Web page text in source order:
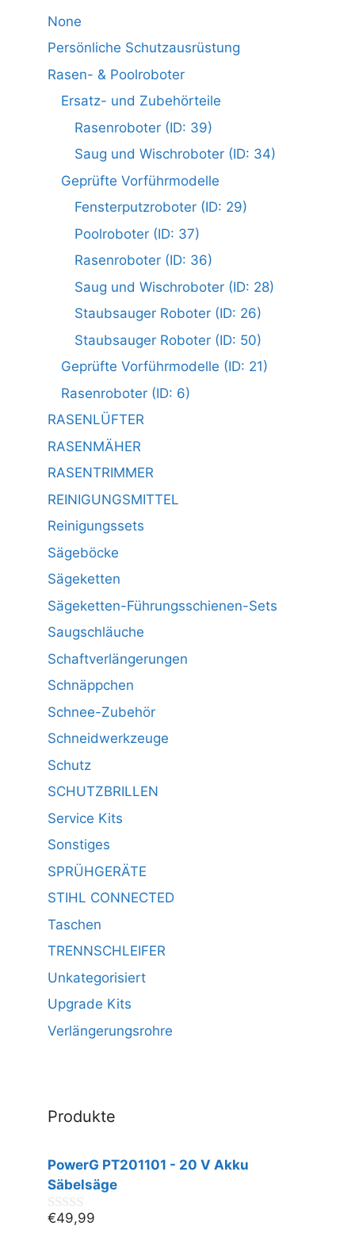
None
Persönliche Schutzausrüstung
Rasen- & Poolroboter
Ersatz- und Zubehörteile
Rasenroboter (ID: 39)
Saug und Wischroboter (ID: 34)
Geprüfte Vorführmodelle
Fensterputzroboter (ID: 29)
Poolroboter (ID: 37)
Rasenroboter (ID: 36)
Saug und Wischroboter (ID: 28)
Staubsauger Roboter (ID: 26)
Staubsauger Roboter (ID: 50)
Geprüfte Vorführmodelle (ID: 21)
Rasenroboter (ID: 6)
RASENLÜFTER
RASENMÄHER
RASENTRIMMER
REINIGUNGSMITTEL
Reinigungssets
Sägeböcke
Sägeketten
Sägeketten-Führungsschienen-Sets
Saugschläuche
Schaftverlängerungen
Schnäppchen
Schnee-Zubehör
Schneidwerkzeuge
Schutz
SCHUTZBRILLEN
Service Kits
Sonstiges
SPRÜHGERÄTE
STIHL CONNECTED
Taschen
TRENNSCHLEIFER
Unkategorisiert
Upgrade Kits
Verlängerungsrohre
Produkte
PowerG PT201101 - 20 V Akku
Säbelsäge
0
€49,99